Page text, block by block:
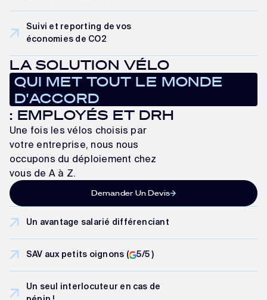
Suivi et reporting de vos
économies de CO2
LA SOLUTION VÉLO
QUI MET TOUT LE MONDE
D'ACCORD
: EMPLOYÉS ET DRH
Une fois les vélos choisis par
votre entreprise, nous nous
occupons du déploiement chez
vous de A à Z.
Demander Un Devis
Un avantage salarié différenciant
SAV aux petits oignons ( 5/5 )
Un seul interlocuteur en cas de